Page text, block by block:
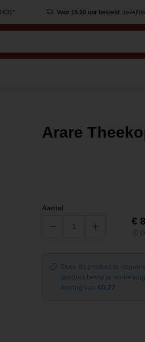
€39* Voor 15.00 uur besteld ,
Arare
Aantal
€
Door dit product te kopen
product bevat je
korting van €0,27